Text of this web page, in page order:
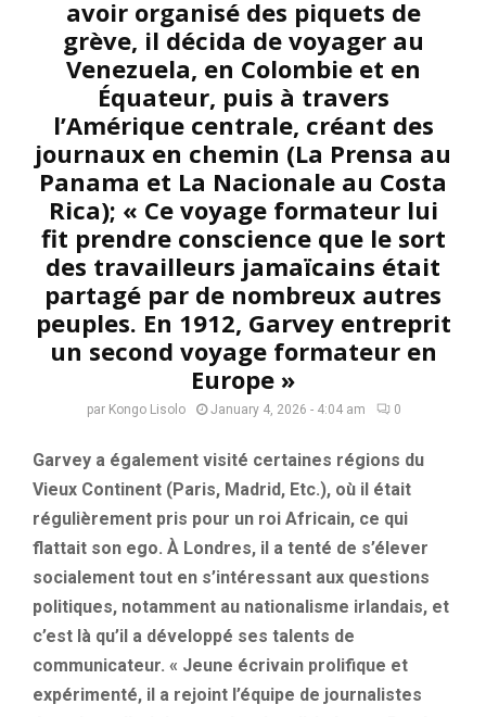
avoir organisé des piquets de
grève, il décida de voyager au
Venezuela, en Colombie et en
Équateur, puis à travers
l’Amérique centrale, créant des
journaux en chemin (La Prensa au
Panama et La Nacionale au Costa
Rica); « Ce voyage formateur lui
fit prendre conscience que le sort
des travailleurs jamaïcains était
partagé par de nombreux autres
peuples. En 1912, Garvey entreprit
un second voyage formateur en
Europe »
par Kongo Lisolo January 4, 2026 - 4:04 am 0
Garvey a également visité certaines régions du
Vieux Continent (Paris, Madrid, Etc.), où il était
régulièrement pris pour un roi Africain, ce qui
flattait son ego. À Londres, il a tenté de s’élever
socialement tout en s’intéressant aux questions
politiques, notamment au nationalisme irlandais, et
c’est là qu’il a développé ses talents de
communicateur. « Jeune écrivain prolifique et
expérimenté, il a rejoint l’équipe de journalistes